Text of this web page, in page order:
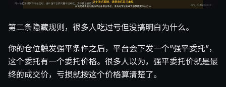
第二条隐藏规则，很多人吃过亏但没搞明白为什么。
你的仓位触发强平条件之后，平台会下发一个”强平委托”，
这个委托有一个委托价格。很多人以为，强平委托价就是最
终的成交价，亏损就按这个价格算清楚了。